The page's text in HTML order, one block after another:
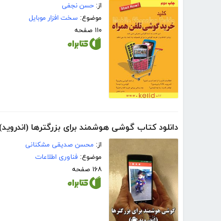
از: حسن نجفی
موضوع: سخت افزار موبایل
۱۱۰ صفحه
دانلود کتاب گوشی هوشمند برای بزرگترها
از: محسن صدیقی مشکنانی
موضوع: فناوری اطلاعات
۱۶۸ صفحه